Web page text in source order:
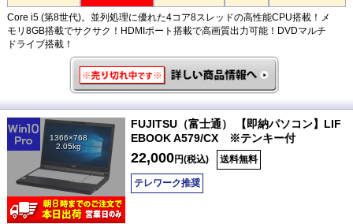
Core i5 (第8世代)。並列処理に優れた4コア8スレッドの高性能CPU搭載！メ
モリ8GB搭載でサクサク！HDMIポート搭載で高画質出力可能！DVDマルチ
ドライブ搭載！
1366×768
2.05kg
FUJITSU（富士通） 【即納パソコン】LIF
EBOOK A579/CX ※テンキー付
22,000円(税込) 送料無料
テレワーク推奨